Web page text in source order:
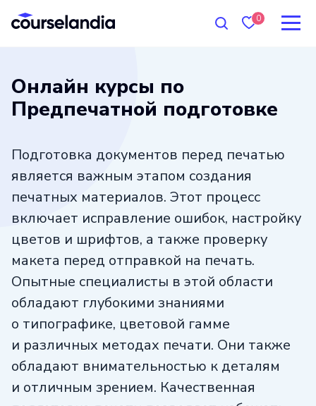
0
Онлайн курсы по
Предпечатной подготовке
Подготовка документов перед печатью
является важным этапом создания
печатных материалов. Этот процесс
включает исправление ошибок, настройку
цветов и шрифтов, а также проверку
макета перед отправкой на печать.
Опытные специалисты в этой области
обладают глубокими знаниями
о типографике, цветовой гамме
и различных методах печати. Они также
обладают внимательностью к деталям
и отличным зрением. Качественная